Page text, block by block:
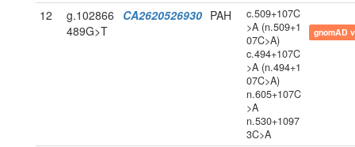
12
g.102866
489G>T
CA2620526930 PAH
c.509+107C
>A (n.509+1
07C>A)
c.494+107C
>A (n.494+1
07C>A)
n.605+107C
>A
n.530+1097
3C>A
gnomAD